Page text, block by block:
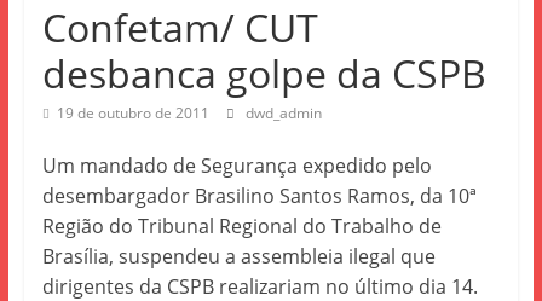
Confetam/ CUT
desbanca golpe da CSPB
19 de outubro de 2011 dwd_admin
Um mandado de Segurança expedido pelo
desembargador Brasilino Santos Ramos, da 10ª
Região do Tribunal Regional do Trabalho de
Brasília, suspendeu a assembleia ilegal que
dirigentes da CSPB realizariam no último dia 14.